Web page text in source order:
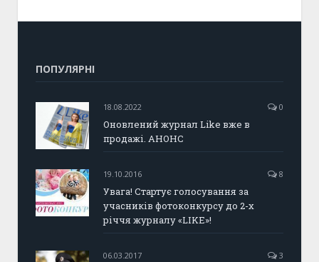
ПОПУЛЯРНІ
18.08.2022 0
Оновлений журнал Like вже в
продажі. АНОНС
19.10.2016 8
Увага! Стартує голосування за
учасників фотоконкурсу до 2-х
річчя журналу «LIKE»!
06.03.2017 3